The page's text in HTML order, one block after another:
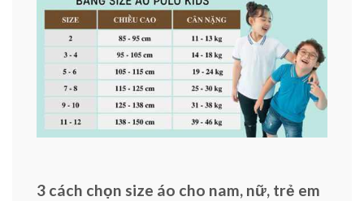
3 cách chọn size áo cho nam, nữ, trẻ em